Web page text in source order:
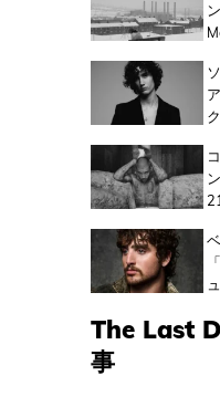
The Last
事